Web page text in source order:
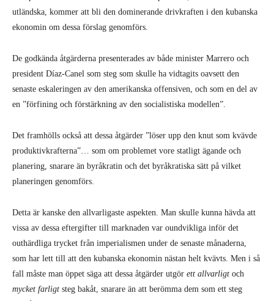
utländska, kommer att bli den dominerande drivkraften i den kubanska
ekonomin om dessa förslag genomförs.
De godkända åtgärderna presenterades av både minister Marrero och
president Díaz-Canel som steg som skulle ha vidtagits oavsett den
senaste eskaleringen av den amerikanska offensiven, och som en del av
en ”förfining och förstärkning av den socialistiska modellen”.
Det framhölls också att dessa åtgärder ”löser upp den knut som kvävde
produktivkrafterna”… som om problemet vore statligt ägande och
planering, snarare än byråkratin och det byråkratiska sätt på vilket
planeringen genomförs.
Detta är kanske den allvarligaste aspekten. Man skulle kunna hävda att
vissa av dessa eftergifter till marknaden var oundvikliga inför det
outhärdliga trycket från imperialismen under de senaste månaderna,
som har lett till att den kubanska ekonomin nästan helt kvävts. Men i så
fall måste man öppet säga att dessa åtgärder utgör ett allvarligt och
mycket farligt steg bakåt, snarare än att berömma dem som ett steg